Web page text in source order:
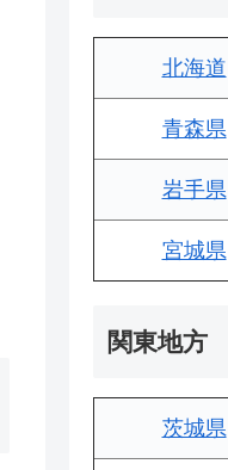
北海道
青森県
岩手県
宮城県
関東地方
茨城県